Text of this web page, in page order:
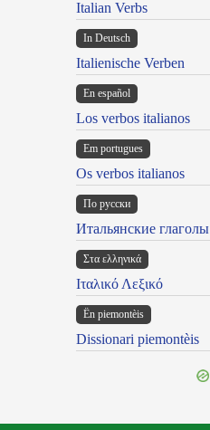
Italian Verbs
In Deutsch
Italienische Verben
En español
Los verbos italianos
Em portugues
Os verbos italianos
По русски
Итальянские глаголы
Στα ελληνικά
Ιταλικό Λεξικό
Ën piemontèis
Dissionari piemontèis